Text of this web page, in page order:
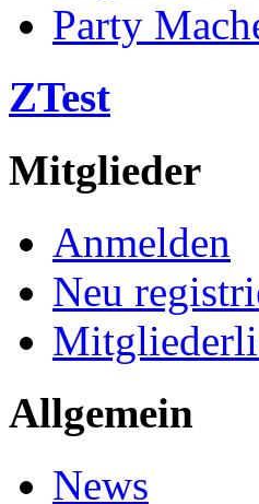
Party
ZTest
Mitglieder
Anmelden
Neu
Allgemein
News